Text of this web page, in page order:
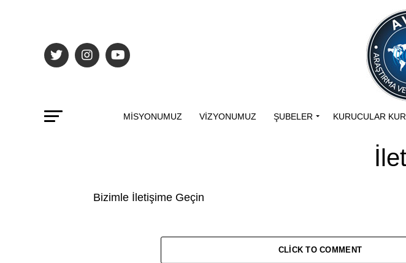
MISYONUMUZ VIZYONUMUZ ŞUBELER KURUCULAR
Bizimle İletişime Geçin
CLICK TO COMMENT